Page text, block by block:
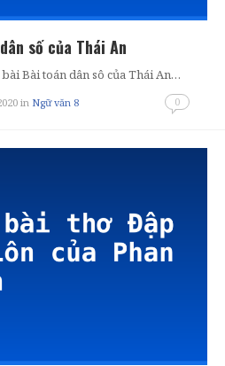
số của Thái An
Bài toán dân sô của Thái An…
in Ngữ văn 8 0